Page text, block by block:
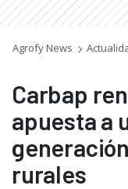
Agrofy News
Carbap
apuesta a
rurales